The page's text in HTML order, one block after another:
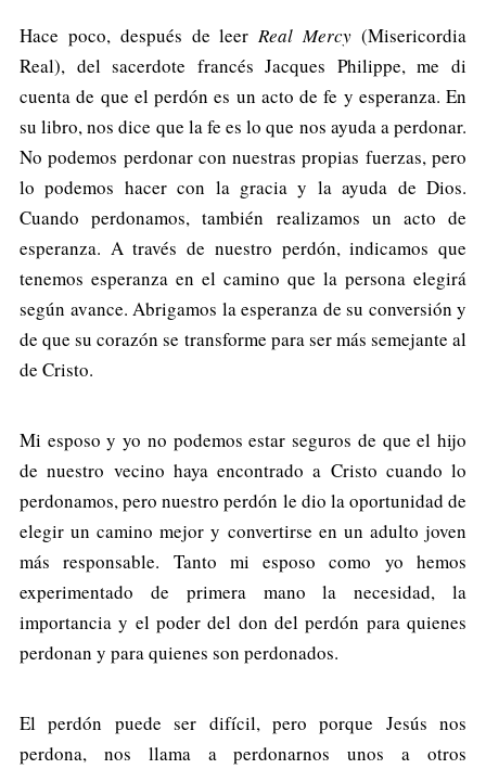
Hace poco, después de leer Real Mercy(Misericordia
Real), del sacerdote francés Jacques Philippe, me di
cuenta de que el perdón es un acto de fe y esperanza. En
su libro, nos dice que la fe es lo que nos ayuda a perdonar.
No podemos perdonar con nuestras propias fuerzas, pero
lo podemos hacer con la gracia y la ayuda de Dios.
Cuando perdonamos, también realizamos un acto de
esperanza. A través de nuestro perdón, indicamos que
tenemos esperanza en el camino que la persona elegirá
según avance. Abrigamos la esperanza de su conversión y
de que su corazón se transforme para ser más semejante al
de Cristo.
Mi esposo y yo no podemos estar seguros de que el hijo
de nuestro vecino haya encontrado a Cristo cuando lo
perdonamos, pero nuestro perdón le dio la oportunidad de
elegir un camino mejor y convertirse en un adulto joven
más responsable. Tanto mi esposo como yo hemos
experimentado de primera mano la necesidad, la
importancia y el poder del don del perdón para quienes
perdonan y para quienes son perdonados.
El perdón puede ser difícil, pero porque Jesús nos
perdona, nos llama a perdonarnos unos a otros